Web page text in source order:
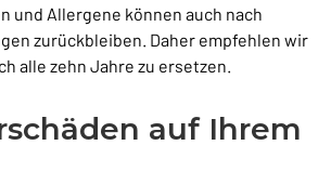
und Allergene können auch nach
zurückbleiben. Daher empfehlen wir
alle zehn Jahre zu ersetzen.
auf Ihrem